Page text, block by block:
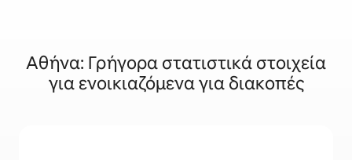
Αθήνα: Γρήγορα στατιστικά στοιχεία
για ενοικιαζόμενα για διακοπές